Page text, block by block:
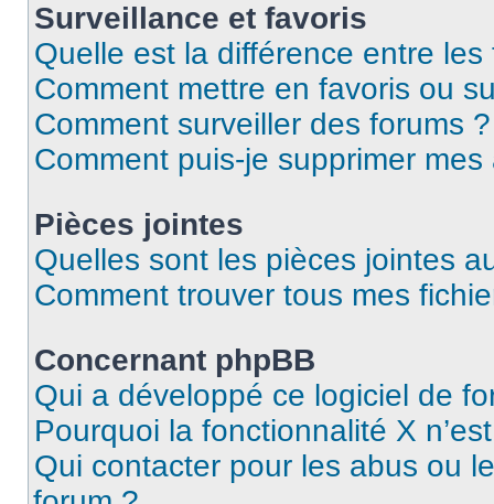
Surveillance et favoris
Quelle est la différence entre
Comment mettre en favoris ou
Comment surveiller des forums ?
Comment puis-je supprimer
Pièces jointes
Quelles sont les pièces jointes
Comment trouver tous mes
Concernant phpBB
Qui a développé ce logiciel de
Pourquoi la fonctionnalité X
Qui contacter pour les abus ou